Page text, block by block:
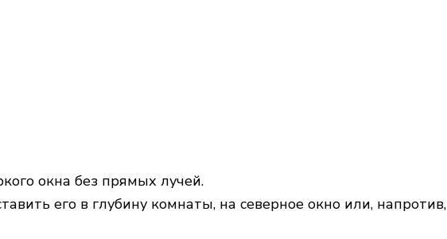
окна без прямых лучей.
его в глубину комнаты, на северное окно или, напротив,